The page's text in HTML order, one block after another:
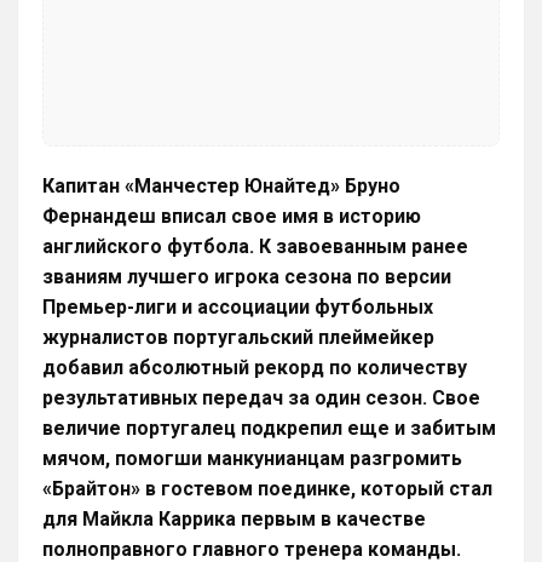
Капитан «Манчестер Юнайтед» Бруно
Фернандеш вписал свое имя в историю
английского футбола. К завоеванным ранее
званиям лучшего игрока сезона по версии
Премьер-лиги и ассоциации футбольных
журналистов португальский плеймейкер
добавил абсолютный рекорд по количеству
результативных передач за один сезон. Свое
величие португалец подкрепил еще и забитым
мячом, помогши манкунианцам разгромить
«Брайтон» в гостевом поединке, который стал
для Майкла Каррика первым в качестве
полноправного главного тренера команды.